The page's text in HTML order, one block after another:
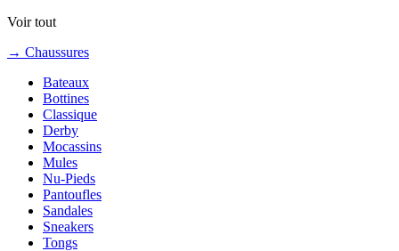
Voir tout
→ Chaussures
Bateaux
Bottines
Classique
Derby
Mocassins
Mules
Nu-Pieds
Pantoufles
Sandales
Sneakers
Tongs